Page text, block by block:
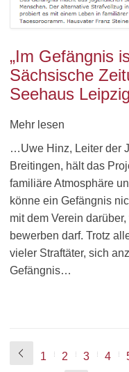
„Im Gefängnis
Sächsische
Seehaus Leipzig
Mehr lesen
…Uwe Hinz, Leiter der
Breitingen, hält das
familiäre Atmosphäre
könne ein Gefängnis
mit dem Verein
bewerben darf. Trotz
vieler Straftäter, sich
Gefängnis…
1 2 3 4